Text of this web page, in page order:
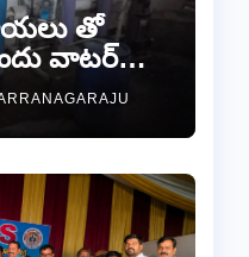
తో
వాటర్
“చెక్”..